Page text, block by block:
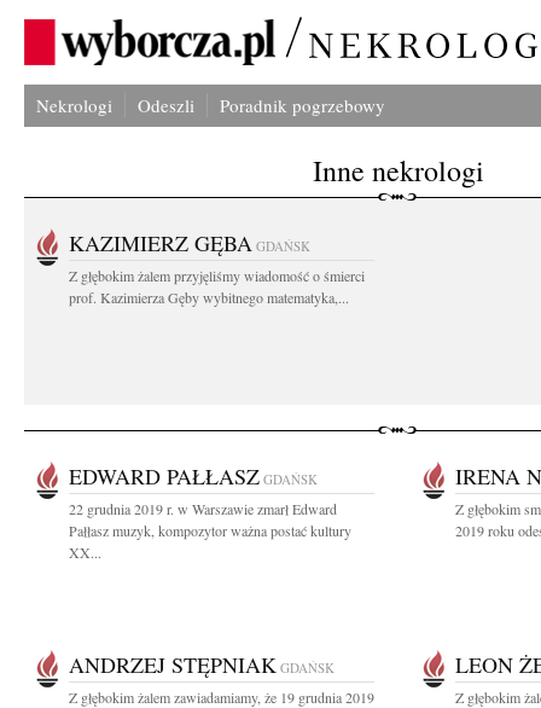
Nekrologi Odeszli Poradnik pogrzebowy
Inne nekrologi
KAZIMIERZ GĘBA GDAŃSK
Z głębokim żalem przyjęliśmy wiadomość o śmierci
prof. Kazimierza Gęby wybitnego matematyka,...
EDWARD PAŁŁASZ GDAŃSK
22 grudnia 2019 r. w Warszawie zmarł Edward
Pałłasz muzyk, kompozytor ważna postać kultury
XX...
IRENA
Z głębokim
2019 roku
ANDRZEJ STĘPNIAK GDAŃSK
Z głębokim żalem zawiadamiamy, że 19 grudnia 2019
LEON
Z głębokim